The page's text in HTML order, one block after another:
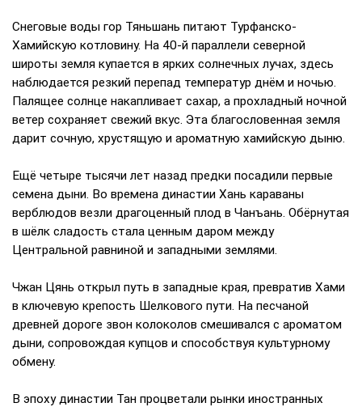
Снеговые воды гор Тяньшань питают Турфанско-
Хамийскую котловину. На 40-й параллели северной
широты земля купается в ярких солнечных лучах, здесь
наблюдается резкий перепад температур днём и ночью.
Палящее солнце накапливает сахар, а прохладный ночной
ветер сохраняет свежий вкус. Эта благословенная земля
дарит сочную, хрустящую и ароматную хамийскую дыню.
Ещё четыре тысячи лет назад предки посадили первые
семена дыни. Во времена династии Хань караваны
верблюдов везли драгоценный плод в Чанъань. Обёрнутая
в шёлк сладость стала ценным даром между
Центральной равниной и западными землями.
Чжан Цянь открыл путь в западные края, превратив Хами
в ключевую крепость Шелкового пути. На песчаной
древней дороге звон колоколов смешивался с ароматом
дыни, сопровождая купцов и способствуя культурному
обмену.
В эпоху династии Тан процветали рынки иностранных